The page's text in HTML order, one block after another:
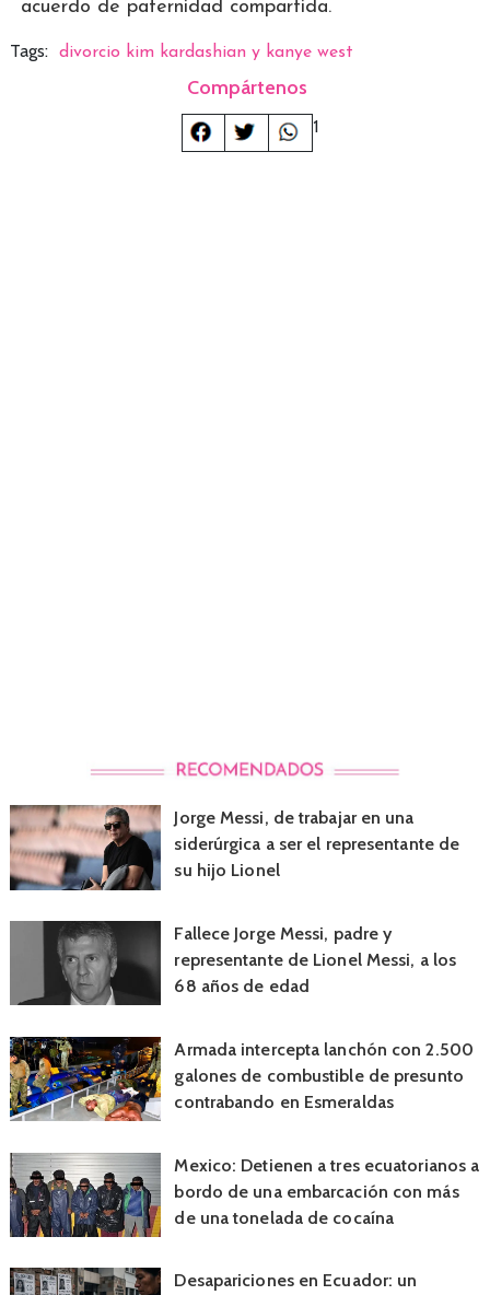
acuerdo de paternidad compartida.
Tags: divorcio kim kardashian y kanye west
Compártenos
1
Jorge Messi, de trabajar en una
siderúrgica a ser el representante de
su hijo Lionel
Fallece Jorge Messi, padre y
representante de Lionel Messi, a los
68 años de edad
Armada intercepta lanchón con 2.500
galones de combustible de presunto
contrabando en Esmeraldas
Mexico: Detienen a tres ecuatorianos a
bordo de una embarcación con más
de una tonelada de cocaína
Desapariciones en Ecuador: un